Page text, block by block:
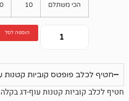
10
10.00
הוספה לסל
קוביות קטנות עוף-דג בקלה 75 גרם
קטנות עוף-דג בקלה